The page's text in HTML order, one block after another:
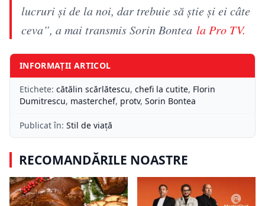
lucruri și de la noi, dar trebuie să știe și ei câte
ceva”, a mai transmis Sorin Bontea la Pro TV.
INFORMAȚII ARTICOL
Etichete: cătălin scărlătescu, chefi la cutite, Florin
Dumitrescu, masterchef, protv, Sorin Bontea
Publicat în: Stil de viață
RECOMANDĂRILE NOASTRE